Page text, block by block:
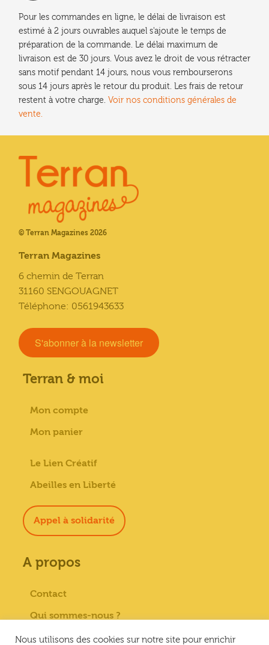
Pour les commandes en ligne, le délai de livraison est
estimé à 2 jours ouvrables auquel s'ajoute le temps de
préparation de la commande. Le délai maximum de
livraison est de 30 jours. Vous avez le droit de vous rétracter
sans motif pendant 14 jours, nous vous rembourserons
sous 14 jours après le retour du produit. Les frais de retour
restent à votre charge. Voir nos conditions générales de
vente.
© Terran Magazines 2026
Terran Magazines
6 chemin de Terran
31160 SENGOUAGNET
Téléphone: 0561943633
S'abonner à la newsletter
Terran & moi
Mon compte
Mon panier
Le Lien Créatif
Abeilles en Liberté
Appel à solidarité
A propos
Contact
Qui sommes-nous ?
Paiement sécurisé
Nous utilisons des cookies sur notre site pour enrichir